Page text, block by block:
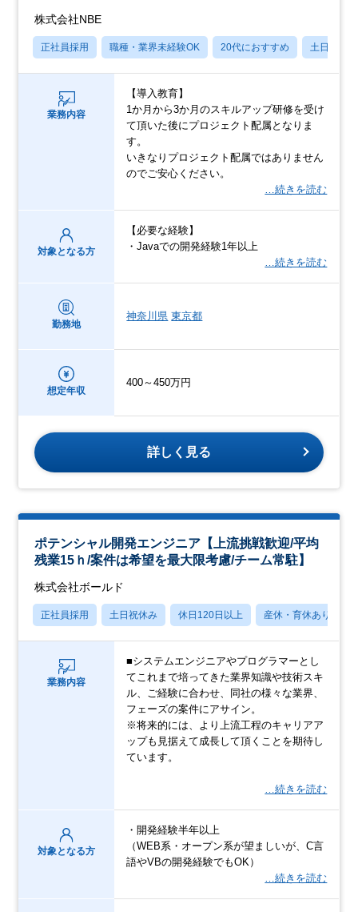
株式会社NBE
正社員採用 職種・業界未経験OK 20代におすすめ 土日祝休み
業務内容
【導入教育】
1か月から3か月のスキルアップ研修を受け
て頂いた後にプロジェクト配属となりま
す。
いきなりプロジェクト配属ではありません
のでご安心ください。
…続きを読む
対象となる方
【必要な経験】
・Javaでの開発経験1年以上
…続きを読む
勤務地
神奈川県 東京都
想定年収
400～450万円
詳しく見る
ポテンシャル開発エンジニア【上流挑戦歓迎/平均
残業15ｈ/案件は希望を最大限考慮/チーム常駐】
株式会社ボールド
正社員採用 土日祝休み 休日120日以上 産休・育休あり
業務内容
■システムエンジニアやプログラマーとし
てこれまで培ってきた業界知識や技術スキ
ル、ご経験に合わせ、同社の様々な業界、
フェーズの案件にアサイン。
※将来的には、より上流工程のキャリアア
ップも見据えて成長して頂くことを期待し
ています。
…続きを読む
対象となる方
・開発経験半年以上
（WEB系・オープン系が望ましいが、C言
語やVBの開発経験でもOK）
…続きを読む